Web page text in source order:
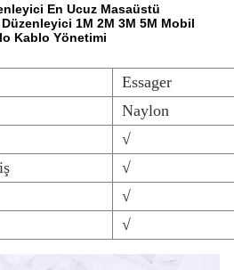
En Ucuz Masaüstü
1M 2M 3M 5M Mobil
Kablo Yönetimi
Essager
Naylon
√
√
√
√